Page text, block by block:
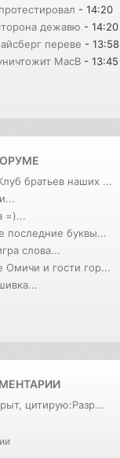
- 14:20
дежавю - 14:20
переве - 13:58
MacB - 13:45
братьев наших ...
=)...
последние буквы...
слова...
Омичи и гости гор...
цитирую:Разр...